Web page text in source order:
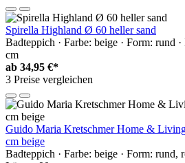
Spirella Highland Ø 60 heller sand
Badteppich · Farbe: beige · Form: rund
cm
ab 34,95 €*
3 Preise vergleichen
Guido Maria Kretschmer Home &
cm beige
Badteppich · Farbe: beige · Form: rund,